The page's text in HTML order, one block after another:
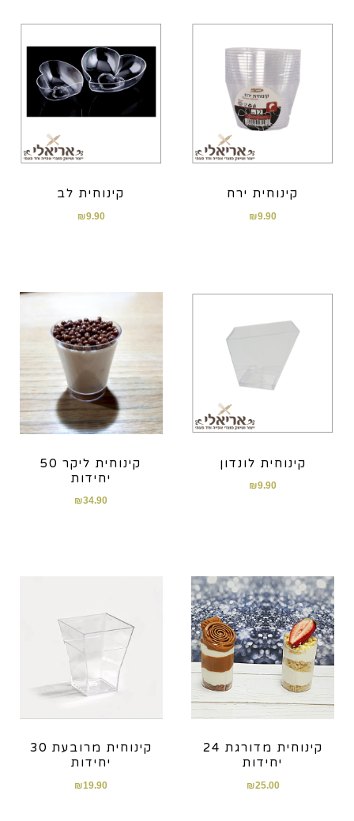
קינוחית ירח
₪9.90
קינוחית לב
₪9.90
קינוחית לונדון
₪9.90
קינוחית ליקר 50
יחידות
₪34.90
קינוחית מדורגת 24
יחידות
₪25.00
קינוחית מרובעת 30
יחידות
₪19.90